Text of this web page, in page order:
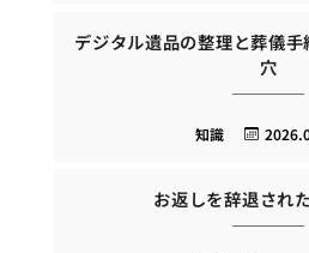
デジタル遺品の整理と葬儀
穴
知識
お返しを辞退され